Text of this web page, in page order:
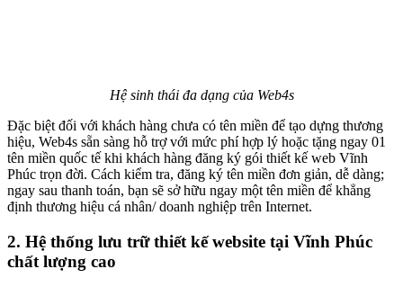
Hệ sinh thái đa dạng của Web4s
Đặc biệt đối với khách hàng chưa có tên miền để tạo dựng thương
hiệu, Web4s sẵn sàng hỗ trợ với mức phí hợp lý hoặc tặng ngay 01
tên miền quốc tế khi khách hàng đăng ký gói thiết kế web Vĩnh
Phúc trọn đời. Cách kiểm tra, đăng ký tên miền đơn giản, dễ dàng;
ngay sau thanh toán, bạn sẽ sở hữu ngay một tên miền để khẳng
định thương hiệu cá nhân/ doanh nghiệp trên Internet.
2. Hệ thống lưu trữ thiết kế website tại Vĩnh Phúc
chất lượng cao